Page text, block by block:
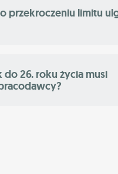
przekroczeniu limitu
26. roku życia musi